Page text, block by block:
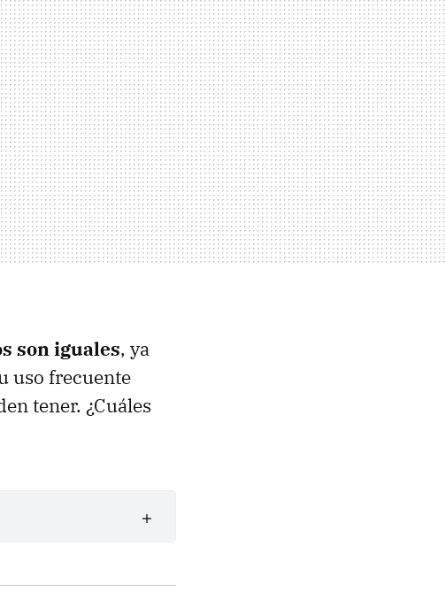
son iguales, ya
uso frecuente
tener. ¿Cuáles